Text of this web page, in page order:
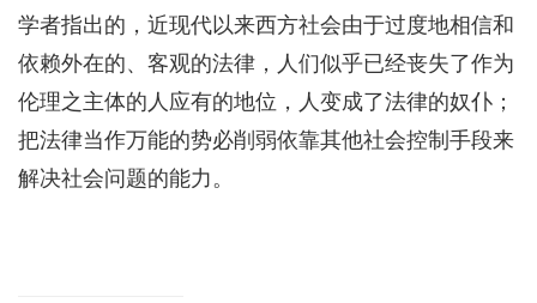
学者指出的，近现代以来西方社会由于过度地相信和
依赖外在的、客观的法律，人们似乎已经丧失了作为
伦理之主体的人应有的地位，人变成了法律的奴仆；
把法律当作万能的势必削弱依靠其他社会控制手段来
解决社会问题的能力。